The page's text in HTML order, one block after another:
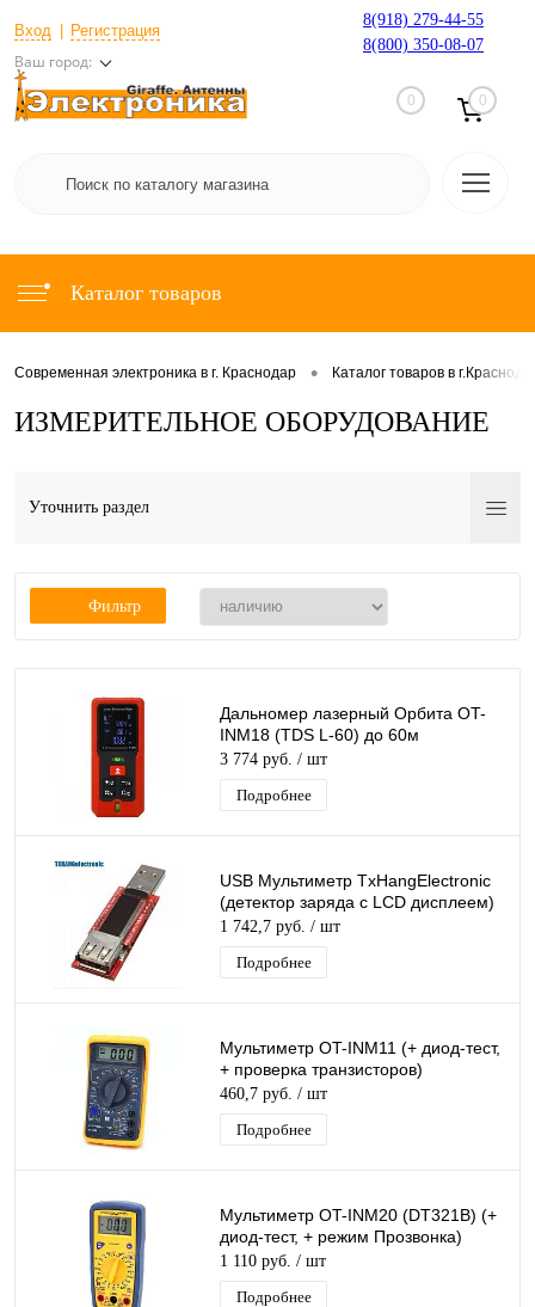
Вход Регистрация
Ваш город:
8(918) 279-44-55
8(800) 350-08-07
0 0
Каталог товаров
Современная электроника в г. Краснодар • Каталог товаров в
ИЗМЕРИТЕЛЬНОЕ ОБОРУДОВАНИЕ
Уточнить раздел
Фильтр
Дальномер лазерный Орбита OT-
INM18 (TDS L-60) до 60м
3 774 руб. / шт
Подробнее
USB Мультиметр TxHangElectronic
(детектор заряда с LCD дисплеем)
1 742,7 руб. / шт
Подробнее
Мультиметр OT-INM11 (+ диод-тест,
+ проверка транзисторов)
460,7 руб. / шт
Подробнее
Мультиметр OT-INM20 (DT321B) (+
диод-тест, + режим Прозвонка)
1 110 руб. / шт
Подробнее